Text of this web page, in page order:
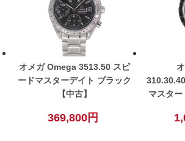
オメガ Omega 3513.50 スピ
ードマスターデイト ブラック
【中古】
369,800円
マスタ
ック 手